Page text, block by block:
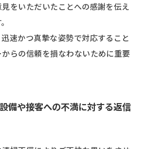
をいただいたことへの感謝を伝え
速かつ真摯な姿勢で対応すること
らの信頼を損なわないために重要
設備や接客への不満に対する返信